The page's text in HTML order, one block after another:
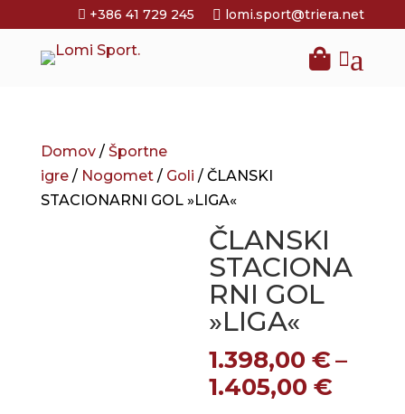
 +386 41 729 245  lomi.sport@triera.net
a
Domov/ Športne
igre/ Nogomet/ Goli / ČLANSKI
STACIONARNI GOL »LIGA«
ČLANSKI
STACIONA
RNI GOL
»LIGA«
1.398,00€–
1.405,00€